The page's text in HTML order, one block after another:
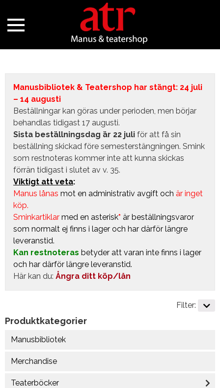
Manusbibliotek & Teatershop har stängt: 24 juli
– 14 augusti
Beställningar kan göras under perioden, men börjar
behandlas tidigast 17 augusti.
Sista beställningsdag är 22 juli för att få sin
beställning skickad före semesterstängningen. Smink
som restnoteras kommer inte att kunna skickas
förrän tidigast i slutet av v. 35.
Viktigt att veta:
Manus lånas mot en administrativ avgift och är inget
köp.
Sminkartiklar med en asterisk* är beställningsvaror
som normalt ej finns i lager och har därför längre
leveranstid.
Kan restnoteras betyder att varan inte finns i lager
och har därför längre leveranstid.
Här kan du: Ångra ditt köp/lån
Produktkategorier
Manusbibliotek
Merchandise
Teaterböcker
Filter: